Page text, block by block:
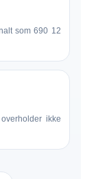
som690 12
overholder ikke